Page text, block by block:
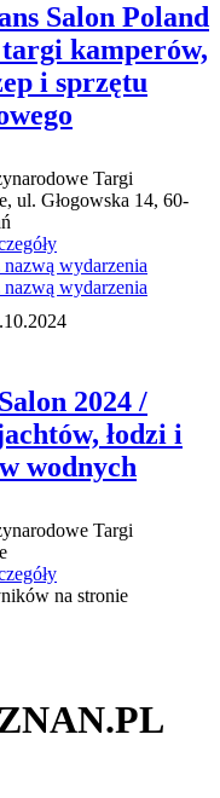
Salon Poland
targi kamperów,
i sprzętu
Targi
ul. Głogowska 14, 60-
2024 /
łodzi i
wodnych
Targi
na stronie